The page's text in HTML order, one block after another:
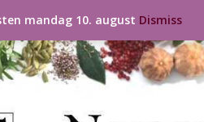
mandag 10. august Dismiss